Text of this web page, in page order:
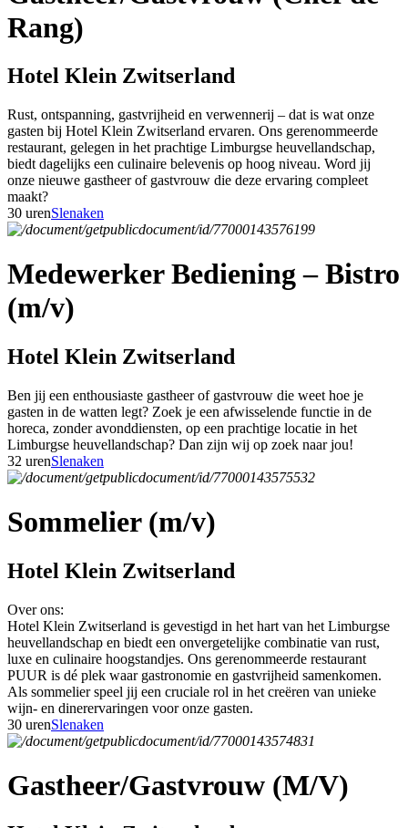
Rang)
Hotel Klein Zwitserland
Rust, ontspanning, gastvrijheid en verwennerij – dat is wat onze
gasten bij Hotel Klein Zwitserland ervaren. Ons gerenommeerde
restaurant, gelegen in het prachtige Limburgse heuvellandschap,
biedt dagelijks een culinaire belevenis op hoog niveau. Word jij
onze nieuwe gastheer of gastvrouw die deze ervaring compleet
maakt?
30 urenSlenaken
Medewerker Bediening – Bistro
(m/v)
Hotel Klein Zwitserland
Ben jij een enthousiaste gastheer of gastvrouw die weet hoe je
gasten in de watten legt? Zoek je een afwisselende functie in de
horeca, zonder avonddiensten, op een prachtige locatie in het
Limburgse heuvellandschap? Dan zijn wij op zoek naar jou!
32 urenSlenaken
Sommelier (m/v)
Hotel Klein Zwitserland
Over ons:
Hotel Klein Zwitserland is gevestigd in het hart van het Limburgse
heuvellandschap en biedt een onvergetelijke combinatie van rust,
luxe en culinaire hoogstandjes. Ons gerenommeerde restaurant
PUUR is dé plek waar gastronomie en gastvrijheid samenkomen.
Als sommelier speel jij een cruciale rol in het creëren van unieke
wijn- en dinerervaringen voor onze gasten.
30 urenSlenaken
Gastheer/Gastvrouw (M/V)